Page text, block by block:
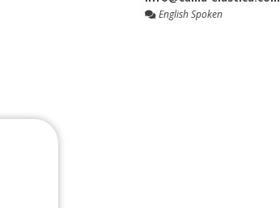
English Spoken